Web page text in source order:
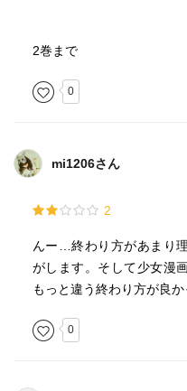
2巻まで
0
mi1206さん
2
んー…終わり方があまり
がします。そして少女漫
もっと違う終わり方が良か
0